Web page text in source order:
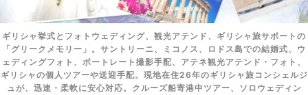
ギリシャ挙式とフォトウェディング、観光アテンド、ギリシャ旅サポートの
「グリークメモリー」。サントリーニ、ミコノス、ロドス島での結婚式、ウ
ェディングフォト、ポートレート撮影手配、アテネ観光アテンド・フォト、
ギリシャの個人ツアーや送迎手配。現地在住26年のギリシャ旅コンシェルジ
ュが、迅速・柔軟に安心対応。クルーズ船寄港中ツアー、ソロウェディン